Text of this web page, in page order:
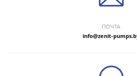
ПОЧТА
info@zenit-